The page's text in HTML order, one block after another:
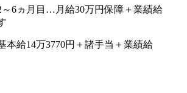
…月給30万円保障＋業績給
給14万3770円＋諸手当＋業績給